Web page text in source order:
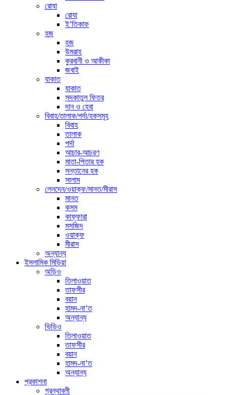
রোযা
রোযা
ই’তিকাফ
হজ
হজ
উমরাহ
কুরবানী ও আকীকা
জবাই
যাকাত
যাকাত
সদকাতুল ফিতর
দান ও হেবা
বিবাহ/তালাক/পর্দা/হকসমূহ
বিবাহ
তালাক
পর্দা
আচার-আচরণ
মাতা-পিতার হক
সন্তানের হক
সালাম
লেনদেন/ওয়াক্ফ/মানত/মীরাস
মানত
কসম
কাফ্ফারা
মসজিদ
ওয়াক্ফ
মীরাস
অন্যান্য
ইসলামিক মিডিয়া
অডিও
তিলাওয়াত
তাফসীর
বয়ান
হামদ-না’ত
অন্যান্য
ভিডিও
তিলাওয়াত
তাফসীর
বয়ান
হামদ-না’ত
অন্যান্য
প্রকাশনা
গ্রন্থাবলী